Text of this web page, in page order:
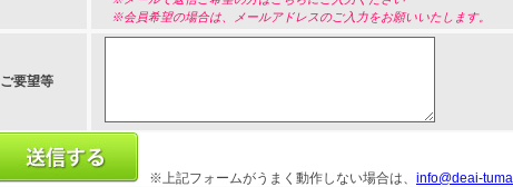
※会員希望の場合は、メールアドレスのご入力をお願いいたします。
ご要望等
※上記フォームがうまく動作しない場合は、 info@deai-